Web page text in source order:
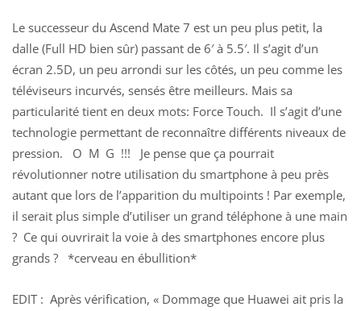
Le successeur du Ascend Mate 7 est un peu plus petit, la
dalle (Full HD bien sûr) passant de 6′ à 5.5′. Il s’agit d’un
écran 2.5D, un peu arrondi sur les côtés, un peu comme les
téléviseurs incurvés, sensés être meilleurs. Mais sa
particularité tient en deux mots: Force Touch. Il s’agit d’une
technologie permettant de reconnaître différents niveaux de
pression. O M G !!! Je pense que ça pourrait
révolutionner notre utilisation du smartphone à peu près
autant que lors de l’apparition du multipoints ! Par exemple,
il serait plus simple d’utiliser un grand téléphone à une main
? Ce qui ouvrirait la voie à des smartphones encore plus
grands ? *cerveau en ébullition*
EDIT : Après vérification, « Dommage que Huawei ait pris la